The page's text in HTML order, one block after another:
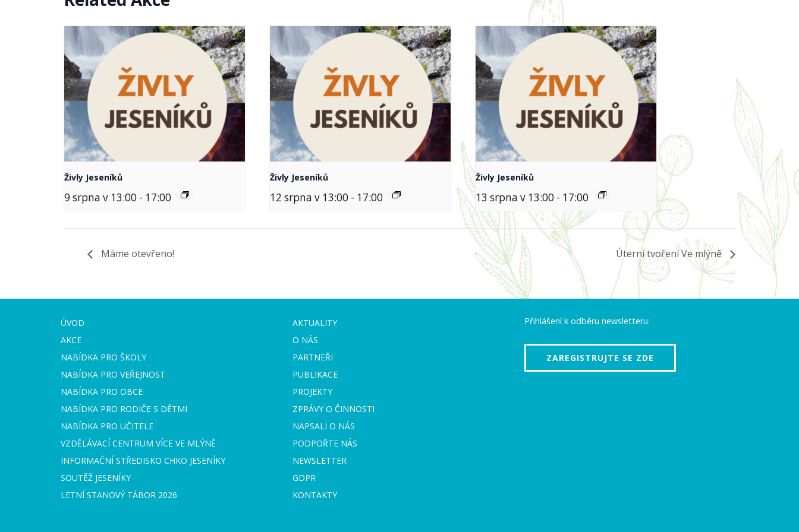
Živly Jeseníků
9 srpna v 13:00 - 17:00
Živly Jeseníků
12 srpna v 13:00 - 17:00
Živly Jeseníků
13 srpna v 13:00 - 17:00
Máme otevřeno! Úterní tvoření Ve mlýně
ÚVOD
AKCE
NABÍDKA PRO ŠKOLY
NABÍDKA PRO VEŘEJNOST
NABÍDKA PRO OBCE
NABÍDKA PRO RODIČE S DĚTMI
NABÍDKA PRO UČITELE
VZDĚLÁVACÍ CENTRUM VÍCE VE MLÝNĚ
INFORMAČNÍ STŘEDISKO CHKO JESENÍKY
SOUTĚŽ JESENÍKY
LETNÍ STANOVÝ TÁBOR 2026
AKTUALITY
O NÁS
PARTNEŘI
PUBLIKACE
PROJEKTY
ZPRÁVY O ČINNOSTI
NAPSALI O NÁS
PODPOŘTE NÁS
NEWSLETTER
GDPR
KONTAKTY
Přihlášení k odběru newsletteru:
ZAREGISTRUJTE SE ZDE